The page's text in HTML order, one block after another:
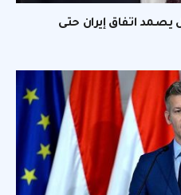
اتفاق إيران حتى